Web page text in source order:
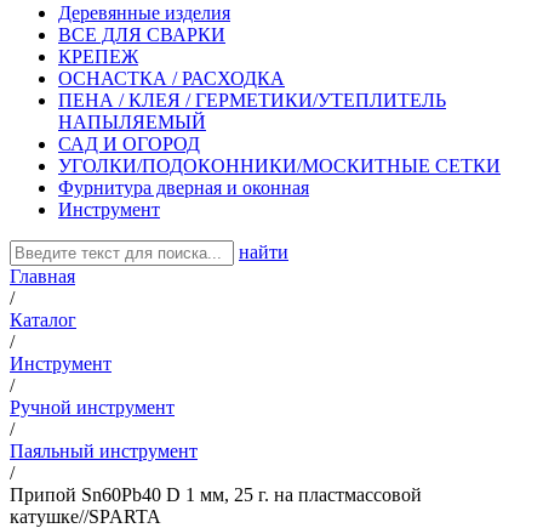
Деревянные изделия
ВСЕ ДЛЯ СВАРКИ
КРЕПЕЖ
ОСНАСТКА / РАСХОДКА
ПЕНА / КЛЕЯ / ГЕРМЕТИКИ/УТЕПЛИТЕЛЬ
НАПЫЛЯЕМЫЙ
САД И ОГОРОД
УГОЛКИ/ПОДОКОННИКИ/МОСКИТНЫЕ СЕТКИ
Фурнитура дверная и оконная
Инструмент
найти
Главная
/
Каталог
/
Инструмент
/
Ручной инструмент
/
Паяльный инструмент
/
Припой Sn60Pb40 D 1 мм, 25 г. на пластмассовой
катушке//SPARTA